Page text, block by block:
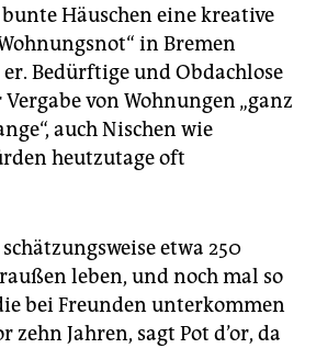
Häuschen eine kreative
in Bremen
Bedürftige und Obdachlose
von Wohnungen „ganz
auch Nischen wie
heutzutage oft
etwa 250
leben, und noch mal so
bei Freunden unterkommen
zehn Jahren, sagt Pot d’or, da